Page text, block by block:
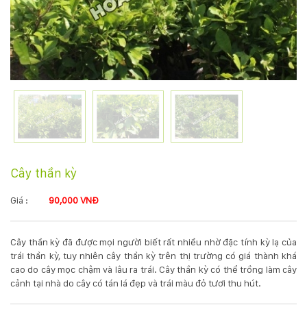
VỤ
KỸ
THUẬT
TRỒNG
CÂY
LIÊN
HỆ
Cây thần kỳ
Giá : 90,000 VNĐ
Cây thần kỳ đã được mọi người biết rất nhiều nhờ đặc tính kỳ lạ của
trái thần kỳ, tuy nhiên cây thần kỳ trên thị trường có giá thành khá
cao do cây mọc chậm và lâu ra trái. Cây thần kỳ có thể trồng làm cây
cảnh tại nhà do cây có tán lá đẹp và trái màu đỏ tươi thu hút.